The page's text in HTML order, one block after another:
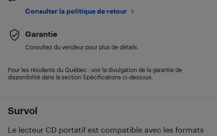
Survol
Le lecteur CD portatif est compatible avec les formats
Consulter la politique de retour
Garantie
Consultez du vendeur pour plus de détails.
Pour les résidents du Québec : voir la divulgation de la garantie de
disponibilité dans la section Spécifications ci-dessous.